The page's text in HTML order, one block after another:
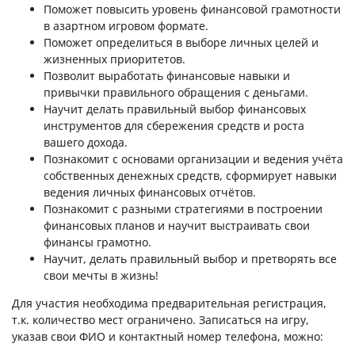
Поможет повысить уровень финансовой грамотности
в азартном игровом формате.
Поможет определиться в выборе личных целей и
жизненных приоритетов.
Позволит выработать финансовые навыки и
привычки правильного обращения с деньгами.
Научит делать правильный выбор финансовых
инструментов для сбережения средств и роста
вашего дохода.
Познакомит с основами организации и ведения учёта
собственных денежных средств, сформирует навыки
ведения личных финансовых отчётов.
Познакомит с разными стратегиями в построении
финансовых планов и научит выстраивать свои
финансы грамотно.
Научит, делать правильный выбор и претворять все
свои мечты в жизнь!
Для участия необходима предварительная регистрация,
т.к. количество мест ограничено. Записаться на игру,
указав свои ФИО и контактный номер телефона, можно: